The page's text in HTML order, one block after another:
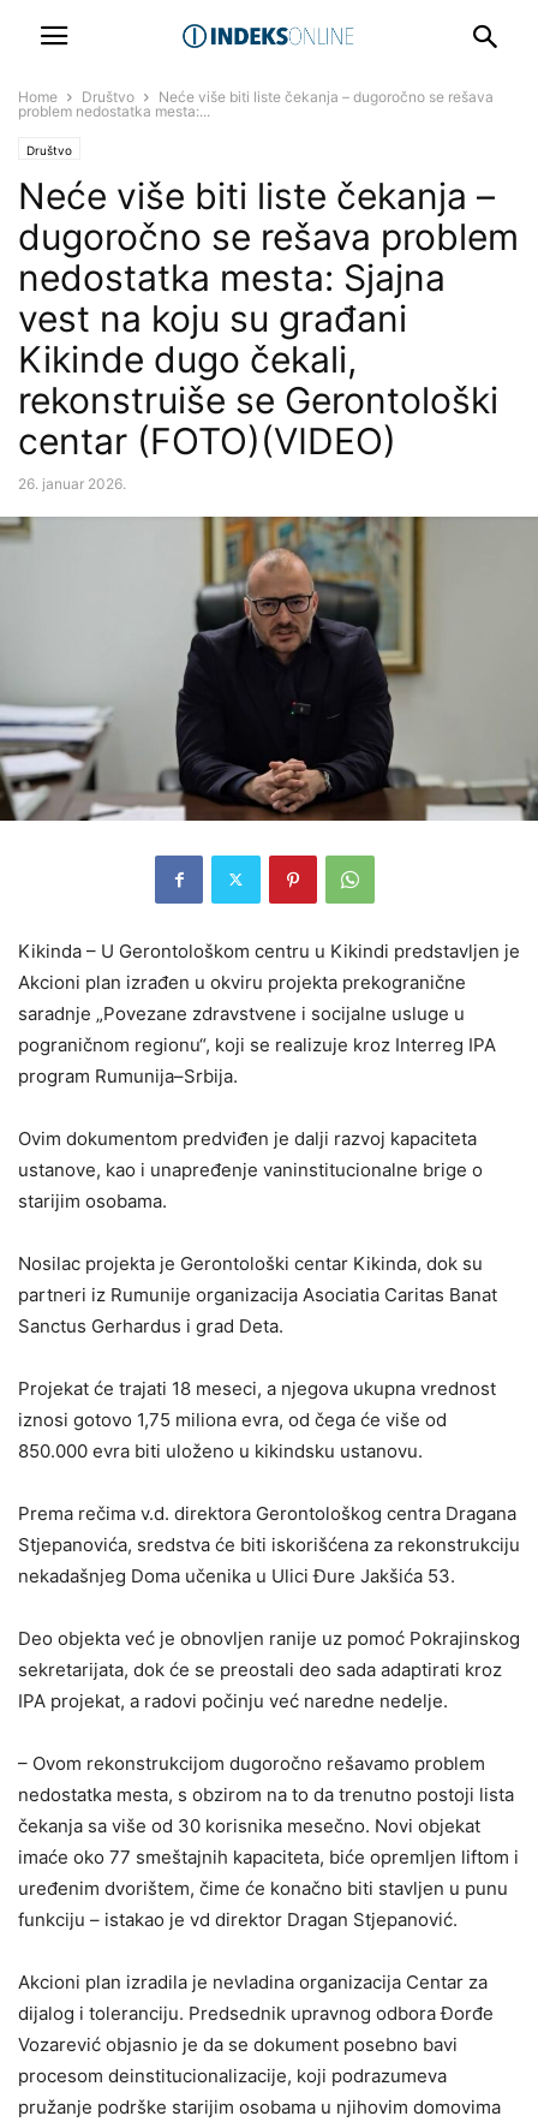
Home Društvo
Neće više biti liste čekanja – dugoročno se rešava
problem nedostatka mesta:...
Društvo
Neće više biti liste čekanja –
dugoročno se rešava problem
nedostatka mesta: Sjajna
vest na koju su građani
Kikinde dugo čekali,
rekonstruiše se Gerontološki
centar (FOTO)(VIDEO)
26. januar 2026.
Kikinda – U Gerontološkom centru u Kikindi predstavljen je
Akcioni plan izrađen u okviru projekta prekogranične
saradnje „Povezane zdravstvene i socijalne usluge u
pograničnom regionu“, koji se realizuje kroz Interreg IPA
program Rumunija–Srbija.
Ovim dokumentom predviđen je dalji razvoj kapaciteta
ustanove, kao i unapređenje vaninstitucionalne brige o
starijim osobama.
Nosilac projekta je Gerontološki centar Kikinda, dok su
partneri iz Rumunije organizacija Asociatia Caritas Banat
Sanctus Gerhardus i grad Deta.
Projekat će trajati 18 meseci, a njegova ukupna vrednost
iznosi gotovo 1,75 miliona evra, od čega će više od
850.000 evra biti uloženo u kikindsku ustanovu.
Prema rečima v.d. direktora Gerontološkog centra Dragana
Stjepanovića, sredstva će biti iskorišćena za rekonstrukciju
nekadašnjeg Doma učenika u Ulici Đure Jakšića 53.
Deo objekta već je obnovljen ranije uz pomoć Pokrajinskog
sekretarijata, dok će se preostali deo sada adaptirati kroz
IPA projekat, a radovi počinju već naredne nedelje.
– Ovom rekonstrukcijom dugoročno rešavamo problem
nedostatka mesta, s obzirom na to da trenutno postoji lista
čekanja sa više od 30 korisnika mesečno. Novi objekat
imaće oko 77 smeštajnih kapaciteta, biće opremljen liftom i
uređenim dvorištem, čime će konačno biti stavljen u punu
funkciju – istakao je vd direktor Dragan Stjepanović.
Akcioni plan izradila je nevladina organizacija Centar za
dijalog i toleranciju. Predsednik upravnog odbora Đorđe
Vozarević objasnio je da se dokument posebno bavi
procesom deinstitucionalizacije, koji podrazumeva
pružanje podrške starijim osobama u njihovim domovima